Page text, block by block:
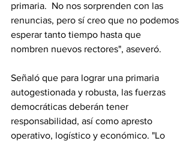
primaria.  No nos sorprenden con las
renuncias, pero sí creo que no podemos
esperar tanto tiempo hasta que
nombren nuevos rectores", aseveró.
Señaló que para lograr una primaria
autogestionada y robusta, las fuerzas
democráticas deberán tener
responsabilidad, así como apresto
operativo, logístico y económico. "Lo